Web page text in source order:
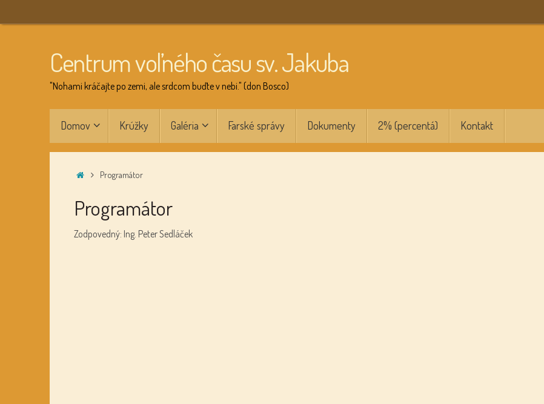
to
Centrum voľného času sv. Jakuba
"Nohami kráčajte po zemi, ale srdcom buďte v nebi." (don Bosco)
Domov Krúžky Galéria Farské správy Dokumenty 2% (percentá) Kontakt
HomeProgramátor
Programátor
Zodpovedný: Ing. Peter Sedláček